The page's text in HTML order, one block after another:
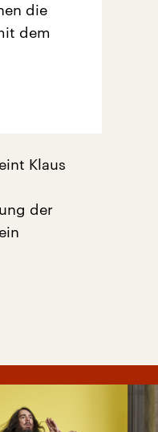
die
dem
Klaus
der